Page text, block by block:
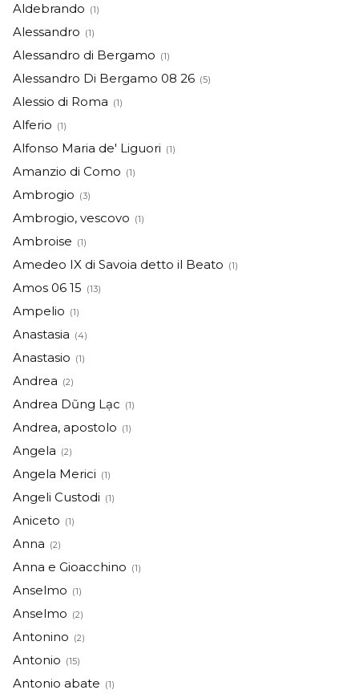
Aldebrando (1)
Alessandro (1)
Alessandro di Bergamo (1)
Alessandro Di Bergamo 08 26 (5)
Alessio di Roma (1)
Alferio (1)
Alfonso Maria de' Liguori (1)
Amanzio di Como (1)
Ambrogio (3)
Ambrogio, vescovo (1)
Ambroise (1)
Amedeo IX di Savoia detto il Beato (1)
Amos 06 15 (13)
Ampelio (1)
Anastasia (4)
Anastasio (1)
Andrea (2)
Andrea Dũng Lạc (1)
Andrea, apostolo (1)
Angela (2)
Angela Merici (1)
Angeli Custodi (1)
Aniceto (1)
Anna (2)
Anna e Gioacchino (1)
Anselmo (1)
Anselmo (2)
Antonino (2)
Antonio (15)
Antonio abate (1)